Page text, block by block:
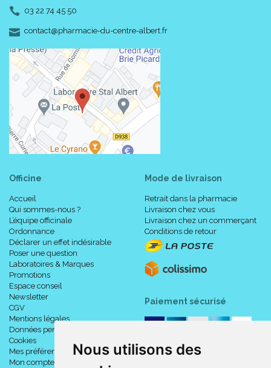
Nous utilisons des
03 22 74 45 50
contact-
@-
pharmacie-du-centre-albert.fr
Officine
Accueil
Qui sommes-nous ?
L’équipe officinale
Ordonnance
Déclarer un effet indésirable
Poser une question
Laboratoires & Marques
Promotions
Espace conseil
Newsletter
CGV
Mentions légales
Données personnelles
Cookies
Mes préférences Cookies
Mon compte
Mode de livraison
Retrait dans la pharmacie
Livraison chez vous
Livraison chez un commerçant
Conditions de retour
Paiement sécurisé